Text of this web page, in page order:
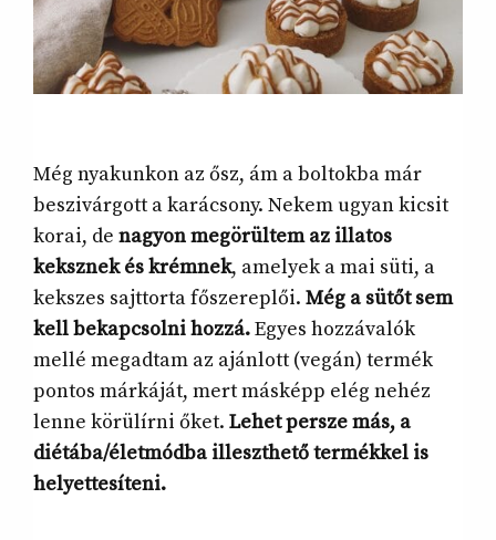
Még nyakunkon az ősz, ám a boltokba már
beszivárgott a karácsony. Nekem ugyan kicsit
korai, de nagyon megörültem az illatos
keksznek és krémnek, amelyek a mai süti, a
kekszes sajttorta főszereplői. Még a sütőt sem
kell bekapcsolni hozzá.Egyes hozzávalók
mellé megadtam az ajánlott (vegán) termék
pontos márkáját, mert másképp elég nehéz
lenne körülírni őket. Lehet persze más, a
diétába/életmódba illeszthető termékkel is
helyettesíteni.